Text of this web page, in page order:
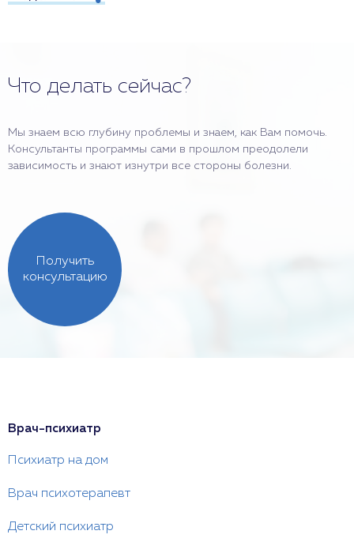
Что делать сейчас?
Мы знаем всю глубину проблемы и знаем, как Вам помочь.
Консультанты программы сами в прошлом преодолели
зависимость и знают изнутри все стороны болезни.
Получить
консультацию
Врач-психиатр
Психиатр на дом
Врач психотерапевт
Детский психиатр